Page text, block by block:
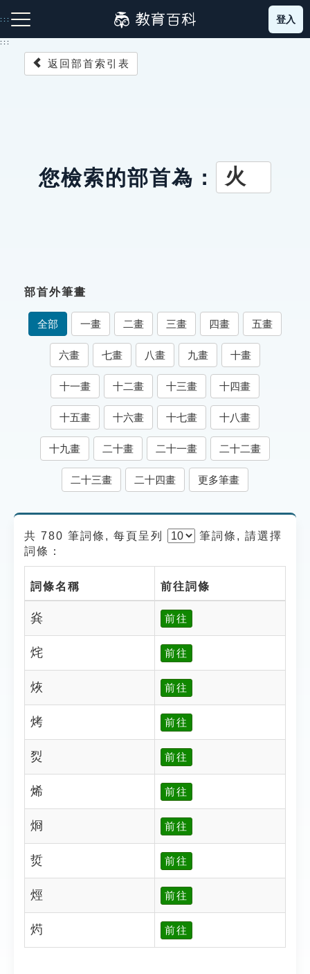
到
主
:::
成語故事
索引選單
知識索引
單字索引
生命大百科索引
遊戲專區
貓頭鷹博士
登入
:::
返回部首索引表
您檢索的部首為： 火
部首外筆畫
全部 一畫 二畫 三畫 四畫 五畫
六畫 七畫 八畫 九畫 十畫
十一畫 十二畫 十三畫 十四畫
十五畫 十六畫 十七畫 十八畫
十九畫 二十畫 二十一畫 二十二畫
二十三畫 二十四畫 更多筆畫
共 780 筆詞條, 每頁呈列 筆詞條, 請選擇
詞條：
詞條名稱 前往詞條
烡 前往
烢 前往
烣 前往
烤 前往
烮 前往
烯 前往
烱 前往
烲 前往
烴 前往
烵 前往